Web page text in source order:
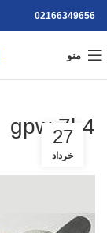
02166349656
منو
gpw-7l-4
27
خرداد